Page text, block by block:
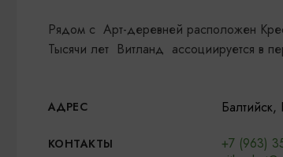
Рядом с Арт-деревней расположен
Тысячи лет Витланд ассоциируется в
АДРЕС
КОНТАКТЫ
+7 (963)